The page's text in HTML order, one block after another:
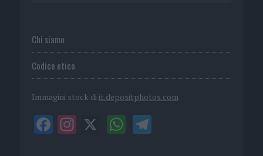
Chi siamo
Codice etico
Immagini stock di it.depositphotos.com